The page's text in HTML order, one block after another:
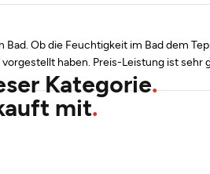
Bad. Ob die Feuchtigkeit im Bad dem
haben. Preis-Leistung ist sehr
Kategorie
mit